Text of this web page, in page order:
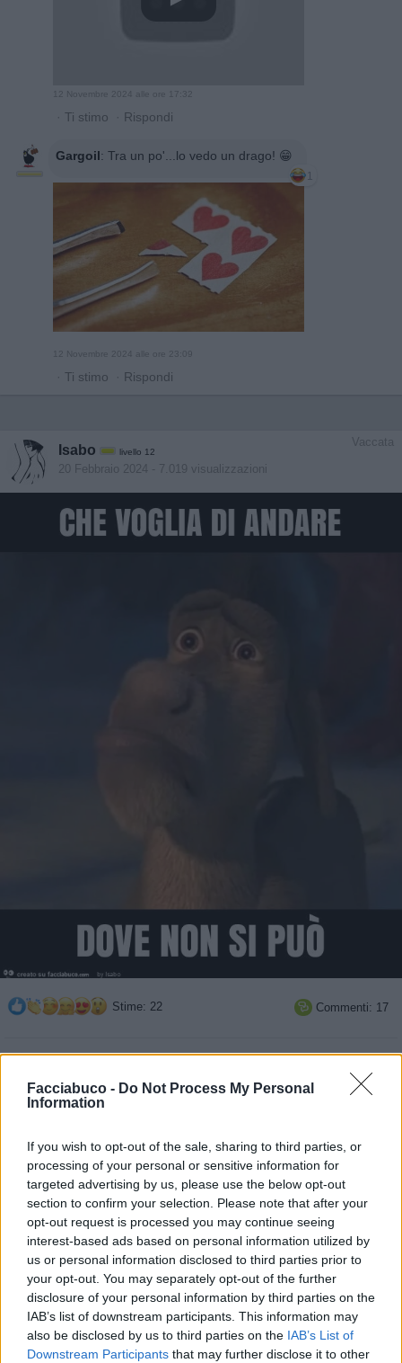
Facciabuco - Do Not Process My Personal
Information
If you wish to opt-out of the sale, sharing to third parties, or
processing of your personal or sensitive information for
targeted advertising by us, please use the below opt-out
section to confirm your selection. Please note that after your
opt-out request is processed you may continue seeing
interest-based ads based on personal information utilized by
us or personal information disclosed to third parties prior to
your opt-out. You may separately opt-out of the further
disclosure of your personal information by third parties on the
IAB’s list of downstream participants. This information may
also be disclosed by us to third parties on the IAB’s List of
Downstream Participants that may further disclose it to other
12 Novembre 2024 alle ore 17:32
· Ti stimo · Rispondi
Gargoil: Tra un po'...lo vedo un drago! 😁
1
12 Novembre 2024 alle ore 23:09
· Ti stimo · Rispondi
Vaccata
Isabo livello 12
20 Febbraio 2024 - 7.019 visualizzazioni
Stime: 22  Commenti: 17
Link
Salva
Idolo
Ciuchino
Leggi i commenti precedenti...
Isabo Gigiolo perché devo andare a lavora' come un
20 Febbraio 2024 alle ore 08:42